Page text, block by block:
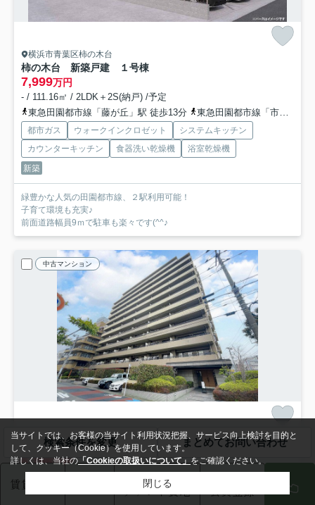
横浜市青葉区柿の木台
柿の木台 新築戸建 １号棟
7,999万円
- / 111.16㎡ / 2LDK＋2S(納戸) /予定
東急田園都市線「藤が丘」駅 徒歩13分
東急田園都市線「市が尾」駅 徒歩17分
都市ガス ウォークインクロゼット
システムキッチン
カウンターキッチン
食器洗い乾燥機
浴室乾燥機
新築
緑豊かな人気の田園都市線、２駅利用可能！
子育て環境も充実♪
前面道路幅員9ｍで駐車も楽々です(^^♪
中古マンション
川崎市川崎区宮前町
コスモ川崎宮前町603
6,798万円
京急大師線「京急川崎」駅 徒歩12分
検索条件を変更 まとめてお問い合わせ
賃貸物件
オフィス
テナント貸地
買いたい
会員登録
当サイトでは、お客様の当サイト利用状況把握、サービス向上検討を目的と
して、クッキー（Cookie）を使用しています。
詳しくは、当社の「Cookieの取扱いについて」をご確認ください。
閉じる